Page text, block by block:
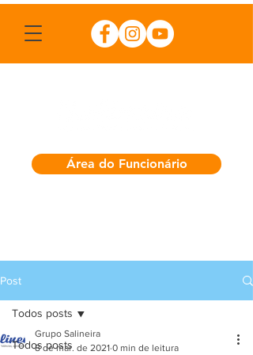
Área do Funcionário
Post
Todos posts
Todos posts
Grupo Salineira
8 de mar. de 2021 0 min de leitura